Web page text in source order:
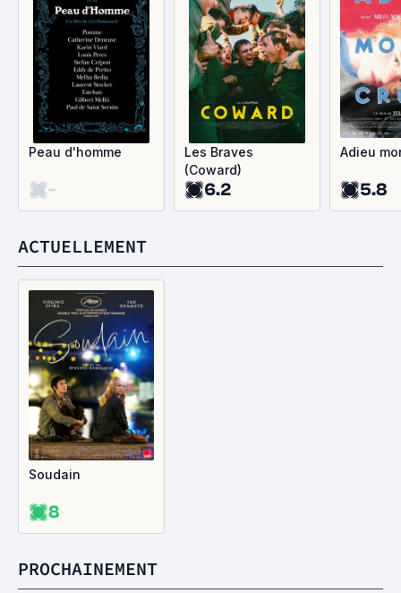
Peau d'homme
-
Les Braves
(Coward)
6.2
Adieu
5.8
ACTUELLEMENT
Soudain
8
PROCHAINEMENT